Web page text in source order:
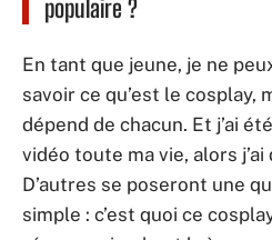
populaire ?
En tant que jeune, je ne
savoir ce qu’est le cosplay,
dépend de chacun. Et j’ai
vidéo toute ma vie, alors
D’autres se poseront une
simple : c’est quoi ce